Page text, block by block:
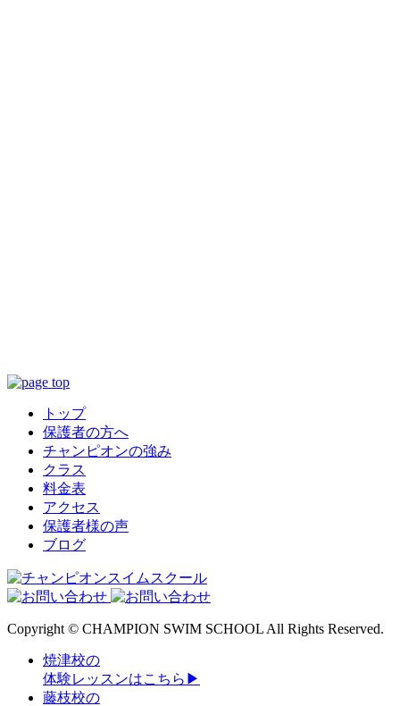
トップ
保護者の方へ
チャンピオンの強み
クラス
料金表
アクセス
保護者様の声
ブログ
Copyright © CHAMPION SWIM SCHOOL All Rights Reserved.
焼津校の
体験レッスンはこちら ▶
藤枝校の